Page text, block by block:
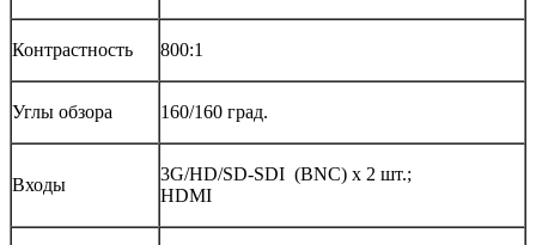
Контрастность 800:1
Углы обзора 160/160 град.
Входы
3G/HD/SD-SDI (BNC) х 2 шт.;
HDMI